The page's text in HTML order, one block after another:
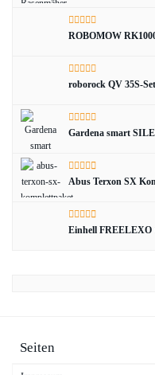
ROBOMOW
roborock QV 35S-
Gardena smart
Abus Terxon SX
Einhell FREELEXO
Seiten